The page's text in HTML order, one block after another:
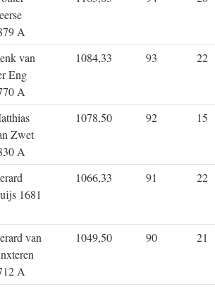
A
van
Eng
A
1084,33 93 22
Zwet
A
1078,50 92 15
1681
1066,33 91 22
van
A
1049,50 90 21